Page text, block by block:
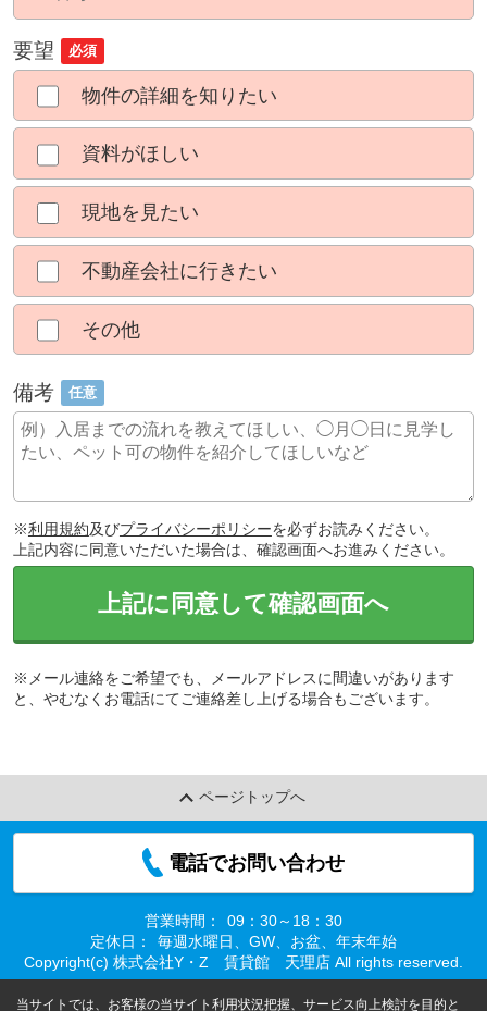
要望 必須
物件の詳細を知りたい
資料がほしい
現地を見たい
不動産会社に行きたい
その他
備考 任意
※利用規約及びプライバシーポリシーを必ずお読みください。
上記内容に同意いただいた場合は、確認画面へお進みください。
上記に同意して確認画面へ
※メール連絡をご希望でも、メールアドレスに間違いがあります
と、やむなくお電話にてご連絡差し上げる場合もございます。
ページトップへ
電話でお問い合わせ
営業時間：
09：30～18：30
定休日：
毎週水曜日、GW、お盆、年末年始
Copyright(c) 株式会社Y・Z 賃貸館 天理店 All rights reserved.
当サイトでは、お客様の当サイト利用状況把握、サービス向上検討を目的と